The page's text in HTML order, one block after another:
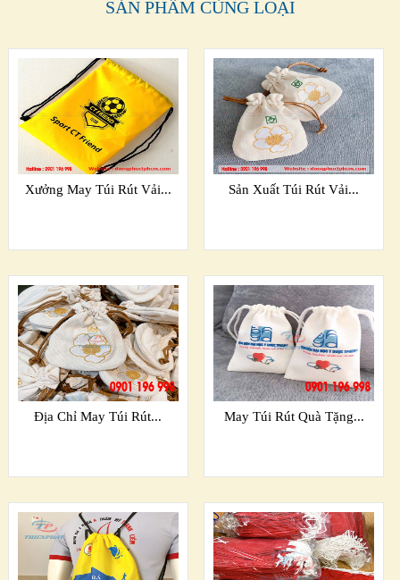
SẢN PHẨM CÙNG LOẠI
Xưởng May Túi Rút Vải... Sản Xuất Túi Rút Vải...
Địa Chỉ May Túi Rút... May Túi Rút Quà Tặng...